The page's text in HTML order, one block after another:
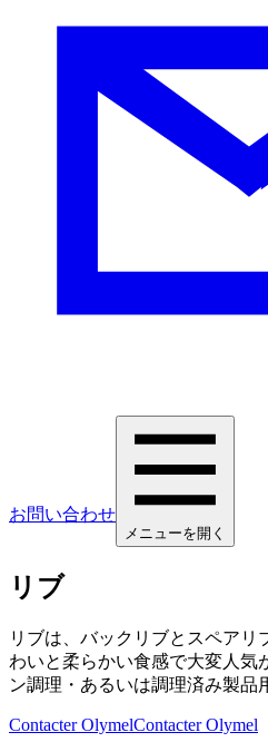
お問い合わせ
メニューを開く
リブ
リブは、バックリブとスペアリ
わいと柔らかい食感で大変人気
ン調理・あるいは調理済み製品
Contacter OlymelContacter Olymel